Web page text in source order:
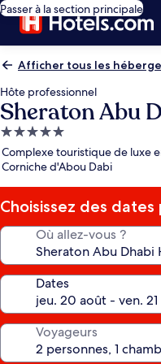
Passer à la section principale
Afficher tous les
Hôte professionnel
Sheraton Abu
Hébergement
5.0 étoiles
Complexe touristique de luxe
Corniche d'Abou Dabi
Choisissez des
Où allez-vous ?
Dates
Voyageurs